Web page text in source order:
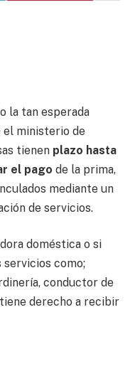
la tan esperada
el ministerio de
tienen plazo hasta
el pago de la prima,
mediante un
de servicios.
doméstica o si
como;
conductor de
derecho a recibir